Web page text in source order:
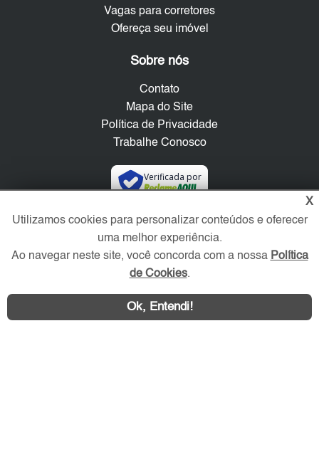
Vagas para corretores
Ofereça seu imóvel
Sobre nós
Contato
Mapa do Site
Política de Privacidade
Trabalhe Conosco
Verificada por
Redes Sociais
X
Utilizamos cookies para personalizar conteúdos e oferecer
uma melhor experiência.
Ao navegar neste site, você concorda com a nossa Política
de Cookies.
Ok, Entendi!